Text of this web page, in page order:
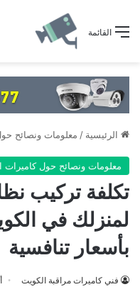
القائمة
الرئيسية / معلومات ونصائح
معلومات ونصائح حول كاميرات
تكلفة تركيب
لمنزلك في
بأسعار تنافسية
فني كاميرات مراقبة الكويت